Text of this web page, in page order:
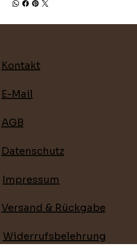
Impressum
Kontakt
Datenschutz
AGB
Widerrufsbelehrung
E-Mail
Versand & Rückgabe